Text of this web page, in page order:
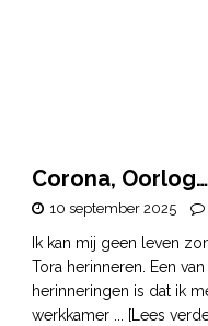
Corona,
10 september 2025
Ik kan mij geen leven
Tora herinneren. Een
herinneringen is dat ik
werkkamer ... [Lees